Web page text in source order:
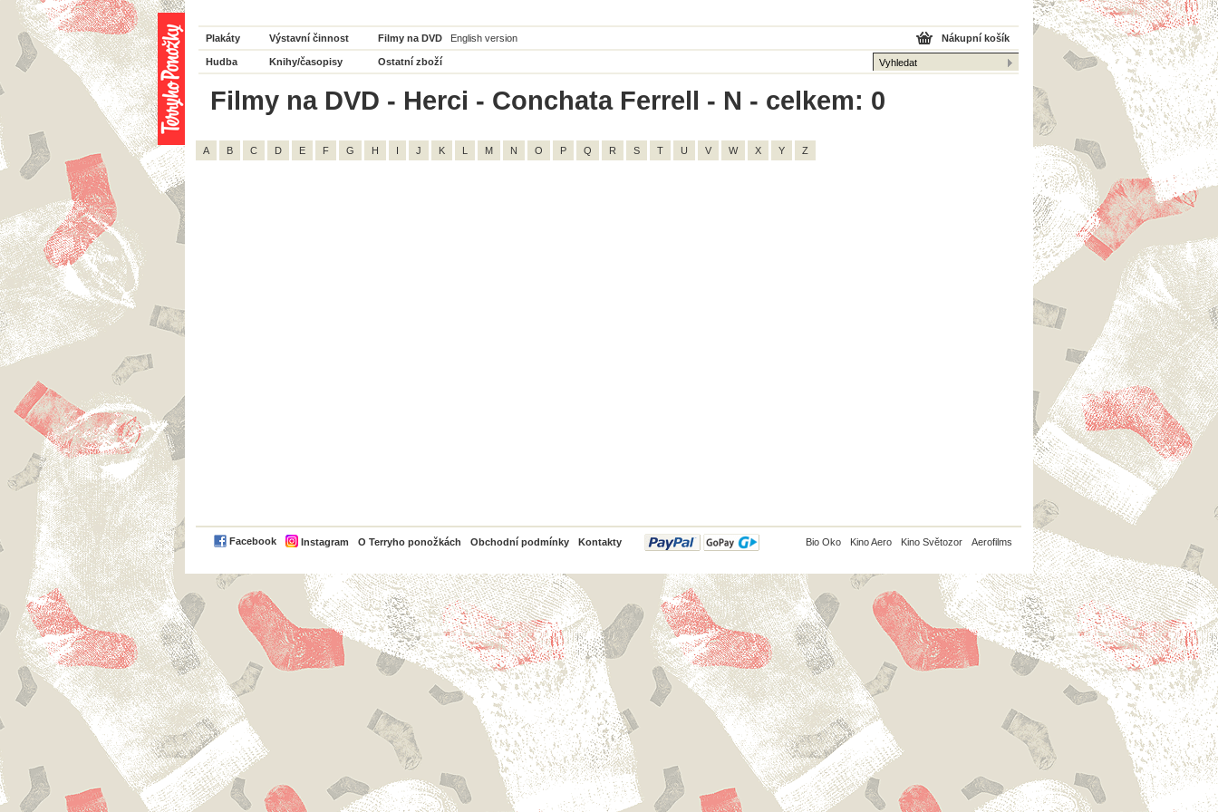
Plakáty Výstavní činnost Filmy na DVD English version
Hudba Knihy/časopisy Ostatní zboží
Nákupní košík
Filmy na DVD - Herci - Conchata Ferrell - N - celkem: 0
A B C D E F G H I J K L M N O P Q R S T U V W X Y Z
Facebook Instagram O Terryho ponožkách Obchodní podmínky Kontakty
PayPal Bio Oko Kino Aero Kino Světozor Aerofilms